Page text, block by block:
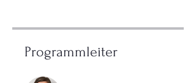
Programmleiter